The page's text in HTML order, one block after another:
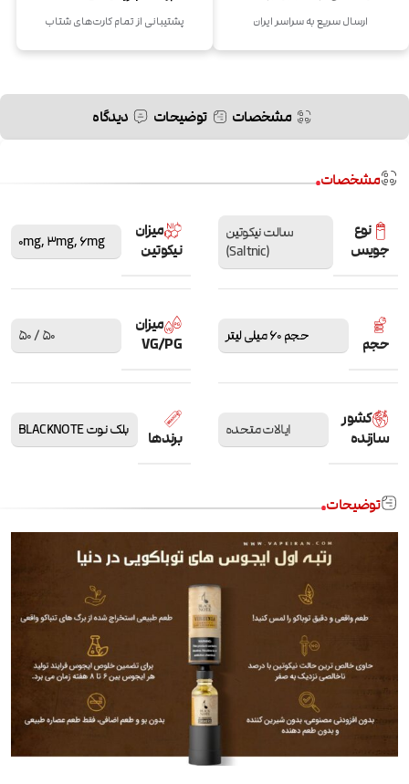
ارسال سریع به سراسر ایران پشتیبانی از تمام کارت‌های شتاب
مشخصات توضیحات دیدگاه
مشخصات
نوع
جویس
سالت نیکوتین
(Saltnic)
میزان
نیکوتین
0mg,3mg,6mg
حجم حجم 60 میلی لیتر
میزان
VG/PG
50 / 50
کشور
سازنده
ایالات متحده برندها بلک نوت BLACKNOTE
توضیحات